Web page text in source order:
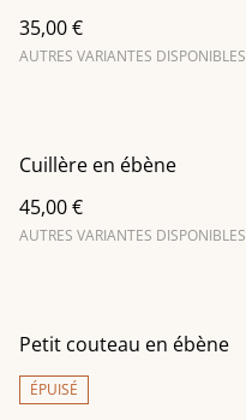
35,00 €
AUTRES VARIANTES DISPONIBLES
Cuillère en ébène
45,00 €
AUTRES VARIANTES DISPONIBLES
Petit couteau en ébène
ÉPUISÉ